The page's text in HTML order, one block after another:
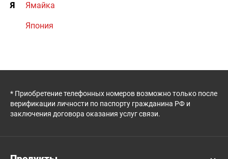
Я Ямайка
Япония
* Приобретение телефонных номеров возможно только после
верификации личности по паспорту гражданина РФ и
заключения договора оказания услуг связи.